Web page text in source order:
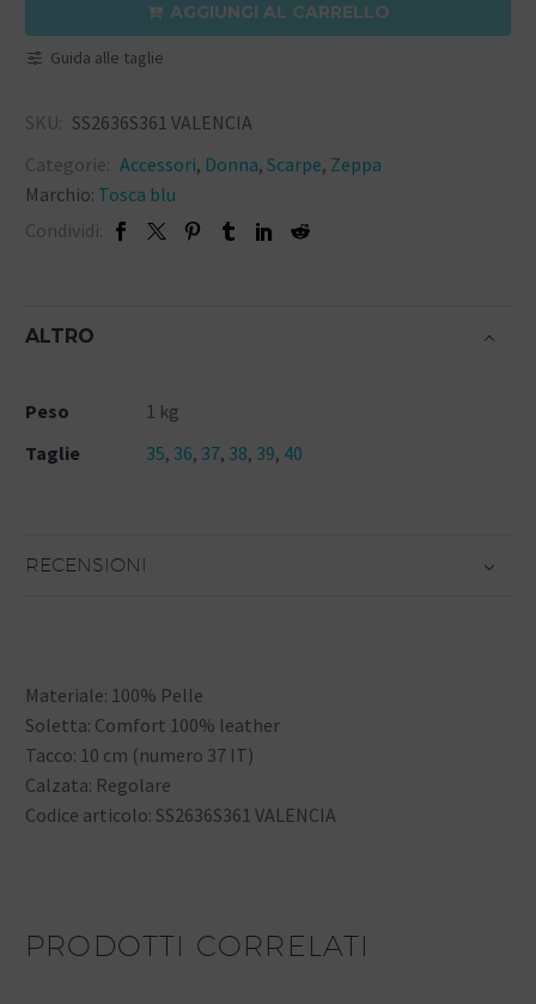
 AGGIUNGI AL CARRELLO
Guida alle taglie
SKU: SS2636S361 VALENCIA
Categorie: Accessori, Donna, Scarpe, Zeppa
Marchio: Tosca blu
Condividi:
ALTRO
Peso
1 kg
Taglie
35, 36, 37, 38, 39, 40
RECENSIONI
Materiale: 100% Pelle
Soletta: Comfort 100% leather
Tacco: 10 cm (numero 37 IT)
Calzata: Regolare
Codice articolo: SS2636S361 VALENCIA
PRODOTTI CORRELATI